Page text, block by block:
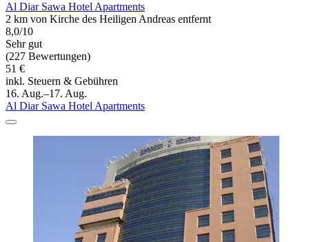
Al Diar Sawa Hotel Apartments
2 km von Kirche des Heiligen Andreas entfernt
8,0/10
Sehr gut
(227 Bewertungen)
51 €
inkl. Steuern & Gebühren
16. Aug.–17. Aug.
Al Diar Sawa Hotel Apartments